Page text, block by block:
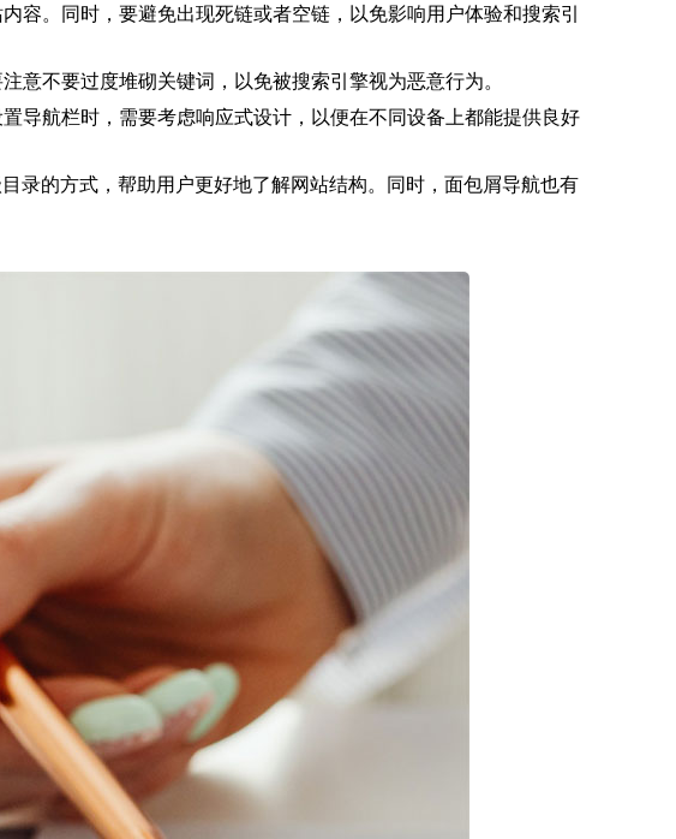
。同时，要避免出现死链或者空链，以免影响用户体验和搜索引
不要过度堆砌关键词，以免被搜索引擎视为恶意行为。
导航栏时，需要考虑响应式设计，以便在不同设备上都能提供良好
录的方式，帮助用户更好地了解网站结构。同时，面包屑导航也有